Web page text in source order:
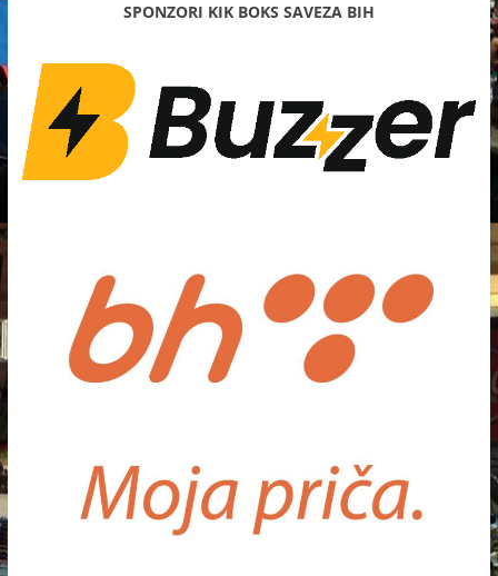
SPONZORI KIK BOKS SAVEZA BIH